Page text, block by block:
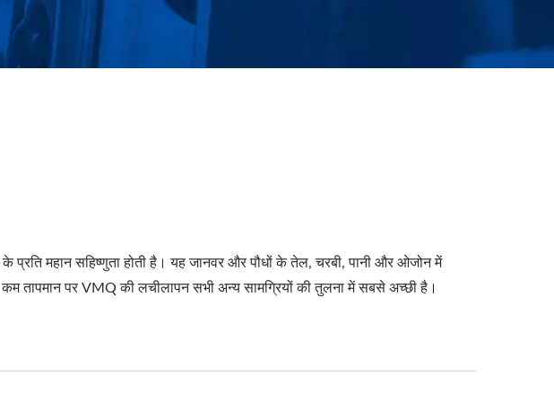
प्रति महान सहिष्णुता होती है। यह जानवर और पौधों के तेल, चरबी, पानी और ओजोन में
कम तापमान पर VMQ की लचीलापन सभी अन्य सामग्रियों की तुलना में सबसे अच्छी है।